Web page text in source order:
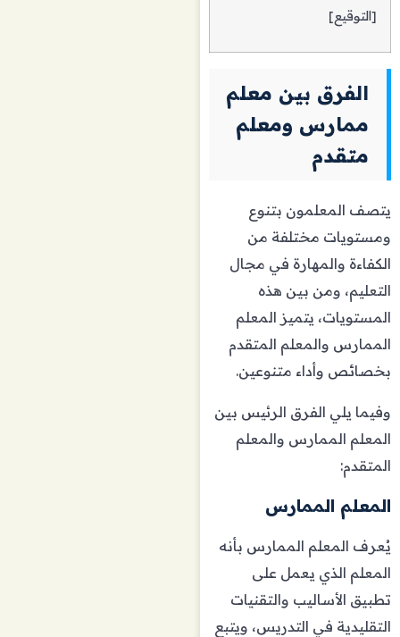
[التوقيع]
الفرق بين معلم
ممارس ومعلم
متقدم
يتصف المعلمون بتنوع
ومستويات مختلفة من
الكفاءة والمهارة في مجال
التعليم، ومن بين هذه
المستويات، يتميز المعلم
الممارس والمعلم المتقدم
بخصائص وأداء متنوعين.
وفيما يلي الفرق الرئيس بين
المعلم الممارس والمعلم
المتقدم:
المعلم الممارس
يُعرف المعلم الممارس بأنه
المعلم الذي يعمل على
تطبيق الأساليب والتقنيات
التقليدية في التدريس، ويتبع